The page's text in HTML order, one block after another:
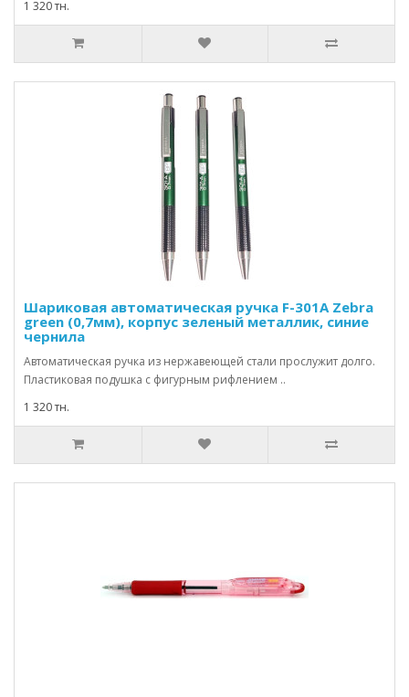
1 320 тн.
Шариковая автоматическая ручка F-301А Zebra
green (0,7мм), корпус зеленый металлик, синие
чернила
Автоматическая ручка из нержавеющей стали прослужит долго.
Пластиковая подушка с фигурным рифлением ..
1 320 тн.